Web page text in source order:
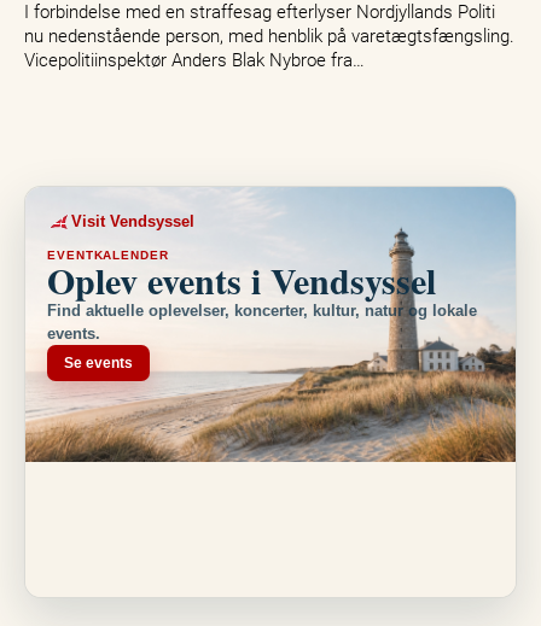
I forbindelse med en straffesag efterlyser Nordjyllands Politi
nu nedenstående person, med henblik på varetægtsfængsling.
Vicepolitiinspektør Anders Blak Nybroe fra…
Visit Vendsyssel
EVENTKALENDER
Oplev events i Vendsyssel
Find aktuelle oplevelser, koncerter, kultur, natur og lokale
events.
Se events